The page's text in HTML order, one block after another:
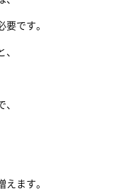
要です。
、
、
えます。